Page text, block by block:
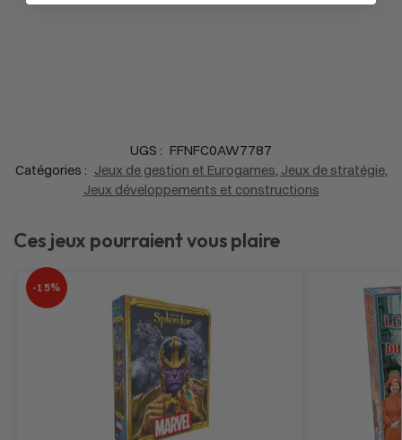
UGS : FFNFC0AW7787
Catégories : Jeux de gestion et Eurogames Jeux de stratégie,
Jeux développements et constructions
Ces jeux pourraient vous plaire
-15%